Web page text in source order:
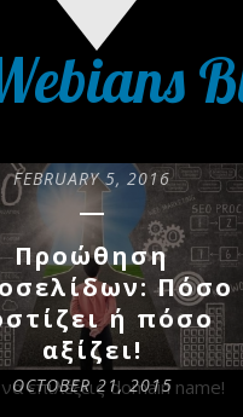
FEBRUARY 5, 2016
Προώθηση
Πόσο
ή πόσο
αξίζει!
OCTOBER 21, 2015